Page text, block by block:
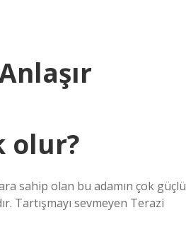
olur?
sahip olan bu adamın çok güçlü
Tartışmayı sevmeyen Terazi